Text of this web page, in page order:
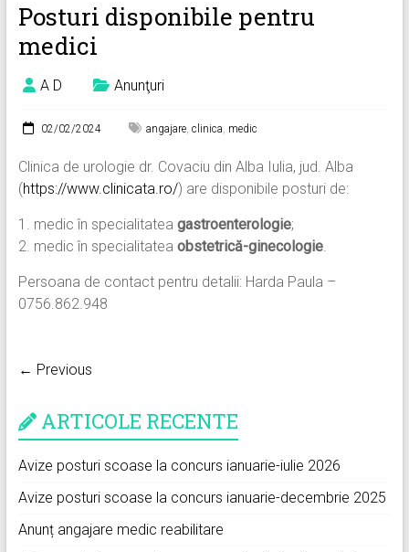
Posturi disponibile pentru
medici
A D Anunţuri
02/02/2024 angajare, clinica, medic
Clinica de urologie dr. Covaciu din Alba Iulia, jud. Alba
(https://www.clinicata.ro/) are disponibile posturi de:
1. medic în specialitatea gastroenterologie;
2. medic în specialitatea obstetrică-ginecologie.
Persoana de contact pentru detalii: Harda Paula –
0756.862.948
← Previous
ARTICOLE RECENTE
Avize posturi scoase la concurs ianuarie-iulie 2026
Avize posturi scoase la concurs ianuarie-decembrie 2025
Anunț angajare medic reabilitare